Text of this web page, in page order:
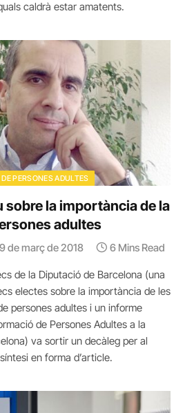
caldrà estar amatents.
PERSONES ADULTES
sobre la importància de la
adultes
9 de març de 2018 6 Mins Read
de la Diputació de Barcelona (una
electes sobre la importància de les
persones adultes i un informe
de Persones Adultes a la
va sortir un decàleg per al
en forma d’article.